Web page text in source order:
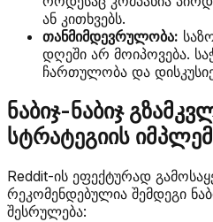
ან კითხვებს.
თანმიმდევრულობა:
დღეში არ მოიპოვება.
ჩართულობა და
ნაბიჯ-ნაბიჯ
სტრატეგიის
Reddit-ის ეფექტურად
რეკომენდებულია შემდეგი
შესრულება: